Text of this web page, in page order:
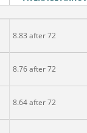
8.83 after 72
8.76 after 72
8.64 after 72